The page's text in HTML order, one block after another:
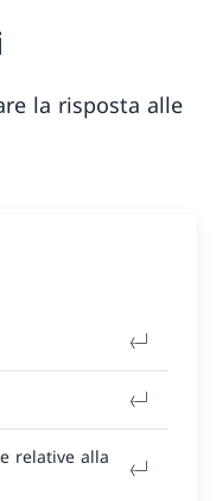
la risposta alle
relative alla